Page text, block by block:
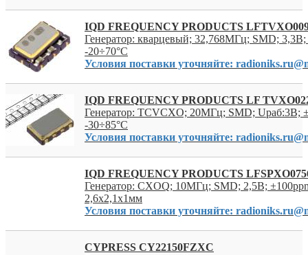
IQD FREQUENCY PRODUCTS
Генератор: кварцевый; 32,768МГц; SMD;
-20÷70°C
Условия поставки уточняйте:
IQD FREQUENCY PRODUCTS LF
Генератор: TCVCXO; 20МГц; SMD; Uраб:3В;
-30÷85°C
Условия поставки уточняйте:
IQD FREQUENCY PRODUCTS
Генератор: CXOQ; 10МГц; SMD; 2,5В;
2,6x2,1x1мм
Условия поставки уточняйте:
CYPRESS CY22150FZXC